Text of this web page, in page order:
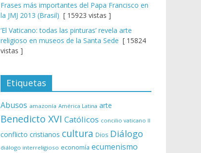
Frases más importantes del Papa Francisco en
la JMJ 2013 (Brasil) [ 15923 vistas ]
‘El Vaticano: todas las pinturas’ revela arte
religioso en museos de la Santa Sede [ 15824
vistas ]
Etiquetas
Abusos amazonía América Latina arte
Benedicto XVI Católicos concilio vaticano II
conflicto cristianos cultura Dios Diálogo
diálogo interreligioso economía ecumenismo